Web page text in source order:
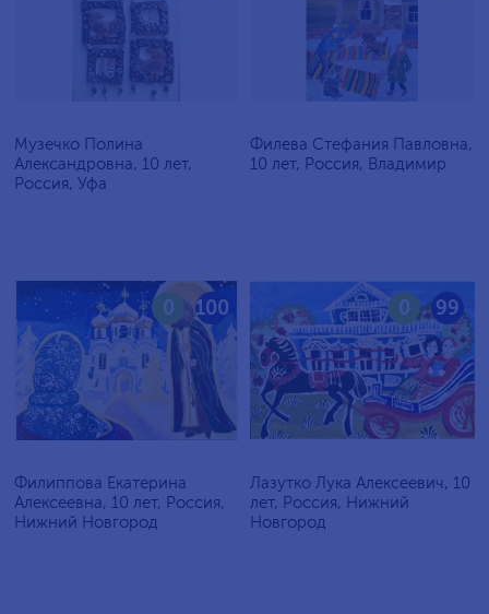
Музечко Полина
Александровна, 10 лет,
Россия, Уфа
Филева Стефания Павловна,
10 лет, Россия, Владимир
100
0
Филиппова Екатерина
Алексеевна, 10 лет, Россия,
Нижний Новгород
99
0
Лазутко Лука Алексеевич, 10
лет, Россия, Нижний
Новгород